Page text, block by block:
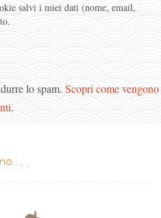
salvi i miei dati (nome, email,
lo spam. Scopri come vengono
.